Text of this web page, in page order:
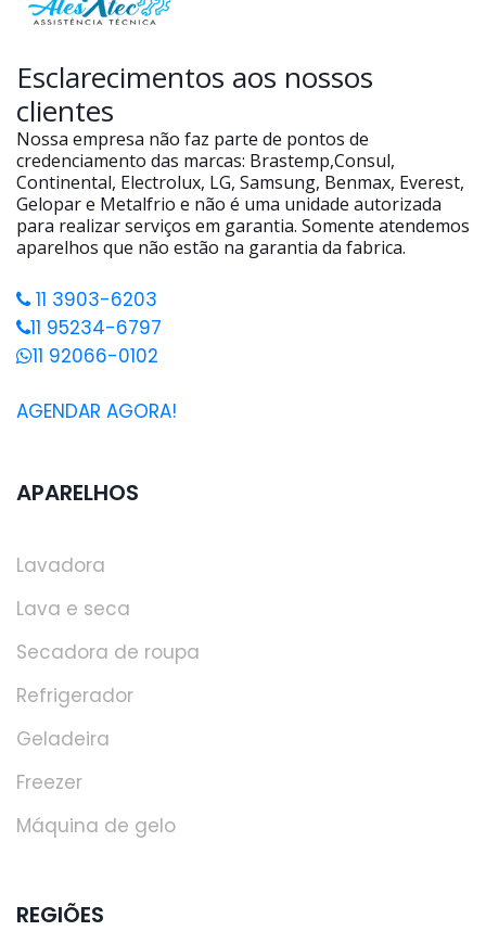
Esclarecimentos aos nossos
clientes
Nossa empresa não faz parte de pontos de
credenciamento das marcas: Brastemp,Consul,
Continental, Electrolux, LG, Samsung, Benmax, Everest,
Gelopar e Metalfrio e não é uma unidade autorizada
para realizar serviços em garantia. Somente atendemos
aparelhos que não estão na garantia da fabrica.
11 3903-6203
11 95234-6797
11 92066-0102
AGENDAR AGORA!
APARELHOS
Lavadora
Lava e seca
Secadora de roupa
Refrigerador
Geladeira
Freezer
Máquina de gelo
REGIÕES